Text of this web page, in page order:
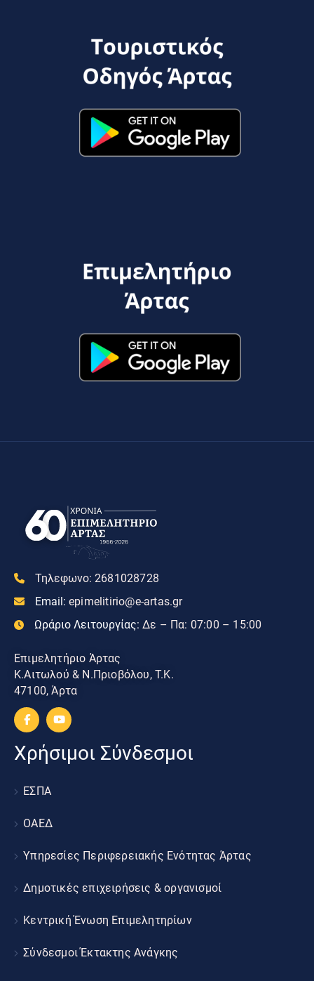
Τηλεφωνο: 2681028728
Email: epimelitirio@e-artas.gr
Ωράριο Λειτουργίας: Δε – Πα: 07:00 – 15:00
Επιμελητήριο Άρτας
Κ.Αιτωλού & Ν.Πριοβόλου, Τ.Κ.
47100, Άρτα
Χρήσιμοι Σύνδεσμοι
ΕΣΠΑ
ΟΑΕΔ
Υπηρεσίες Περιφερειακής Ενότητας Άρτας
Δημοτικές επιχειρήσεις & οργανισμοί
Κεντρική Ένωση Επιμελητηρίων
Σύνδεσμοι Έκτακτης Ανάγκης